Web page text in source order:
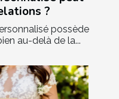
?
possède
au-delà de la...